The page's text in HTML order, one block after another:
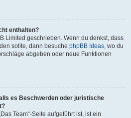
enthalten?
Limited geschrieben. Wenn du denkst, dass
sollte, dann besuche phpBB Ideas, wo du
abgeben oder neue Funktionen
es Beschwerden oder juristische
Team“-Seite aufgeführt ist, ist ein